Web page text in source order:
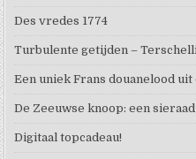
Des vredes 1774
Turbulente getijden –
Een uniek Frans douanelood
De Zeeuwse knoop: een
Digitaal topcadeau!